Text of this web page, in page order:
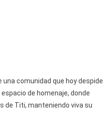
comunidad que hoy despide
de homenaje, donde
de Titi, manteniendo viva su